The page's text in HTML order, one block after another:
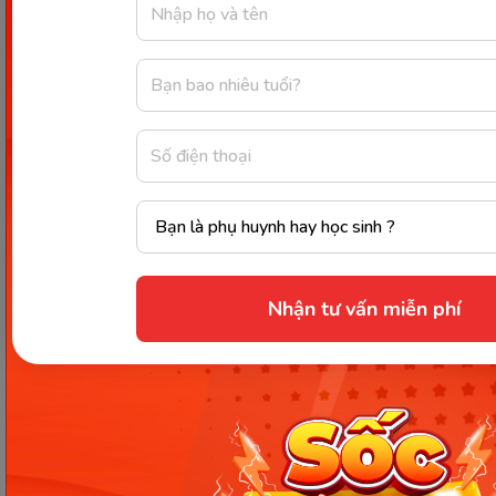
Nhận tư vấn miễn phí
của cơ thể mình và nhu cầu dinh dưỡng của bé.
Nhờ đó, việc ăn giảm cân sẽ đảm bảo hơn đối với sức
khỏe của cả mẹ và bé.
Không ăn các thực phẩm chứa
chất kích thích
Các thực phẩm có chứa chất kích thích vừa gây hại
cho sức khỏe mẹ và bé, vừa khiến mẹ dễ tăng cân.
Bởi vì vậy, trong quá trình thực hiện chế độ ăn giảm
cân, mẹ tuyệt đối không sử dụng đồ ăn, đồ uống có
chứa chất kích thích, gây ức chế thần kinh. Cụ thể,
một số thực phẩm mẹ nên tránh gồm: bia, rượu, cà